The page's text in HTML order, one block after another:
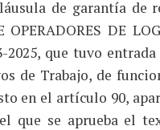
de garantía de
DE
2025, que tuvo
de Trabajo, de
en el artículo 90,
que se aprueba el